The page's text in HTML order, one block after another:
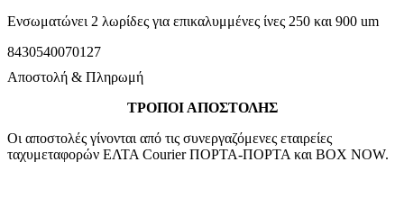
Ενσωματώνει 2 λωρίδες για επικαλυμμένες ίνες 250 και 900 um
8430540070127
Αποστολή & Πληρωμή
ΤΡΟΠΟΙ ΑΠΟΣΤΟΛΗΣ
Οι αποστολές γίνονται από τις συνεργαζόμενες εταιρείες
ταχυμεταφορών ΕΛΤΑ Courier ΠΟΡΤΑ-ΠΟΡΤΑ και BOX NOW.